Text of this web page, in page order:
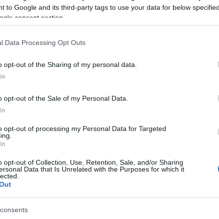
to Google and its third-party tags to use your data for below
consent section.
Data Processing Opt Outs
opt-out of the Sharing of my personal data.
opt-out of the Sale of my Personal Data.
opt-out of processing my Personal Data for Targeted
opt-out of Collection, Use, Retention, Sale, and/or Sharing
Data that Is Unrelated with the Purposes for which it
ο Ηλίας Τζελέπης από το Κοντόκαλι. Έφυγε
του στο fb φαίνεται ότι βρέθηκε η μηχανή
του, σύμφωνα με αστυνομικές πηγές,
στου Τζάβρου.
του Πάσχα οι οικείοι του έδωσαν κατάθεση.
ήδη αναζητείται και από ομάδα της Ειδικής
Facebook